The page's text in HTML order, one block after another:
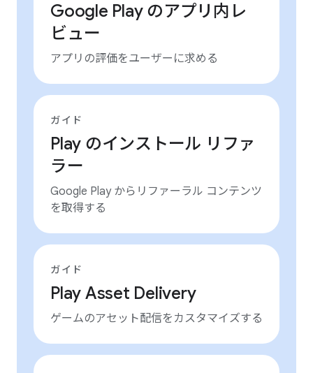
Google Play のアプリ内レ
ビュー
アプリの評価をユーザーに求める
ガイド
Play のインストール リファ
ラー
Google Play からリファーラル コンテンツ
を取得する
ガイド
Play Asset Delivery
ゲームのアセット配信をカスタマイズする